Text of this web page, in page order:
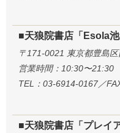
■天狼院書店「Esola
〒171-0021 東京都豊島
営業時間：10:30〜21:30
TEL：03-6914-0167／
■天狼院書店「プレイ